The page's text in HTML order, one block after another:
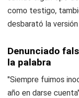
como testigo,
desbarató la
Denunciado
la palabra
"Siempre fuimos
año en darse